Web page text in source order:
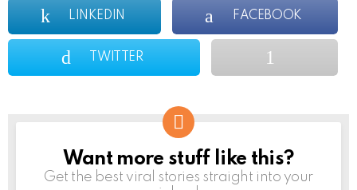
i
n
LINKEDIN FACEBOOK
TWITTER
NEWSLETTER
Want more stuff like this?
Get the best viral stories straight into your